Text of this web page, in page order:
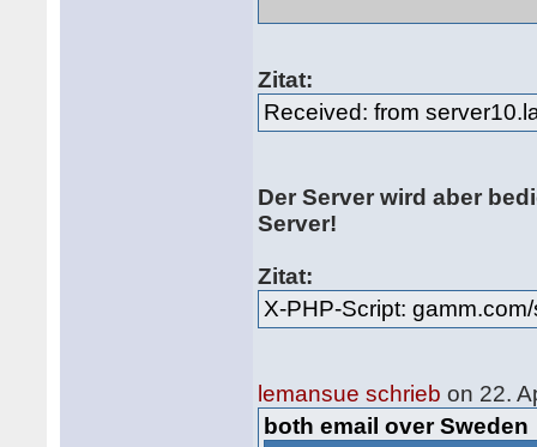
Zitat:
Received: from
Der Server wird aber
Server!
Zitat:
X-PHP-Script:
lemansue schrieb on 22.
both email over Sweden